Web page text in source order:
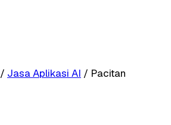
/ Jasa Aplikasi AI / Pacitan